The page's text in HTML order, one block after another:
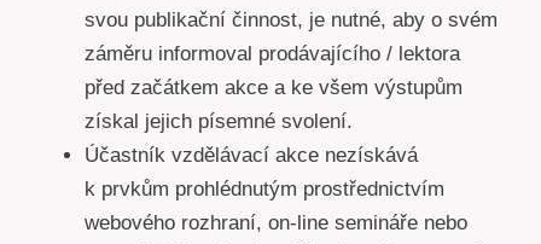
svou publikační činnost, je nutné, aby o svém
záměru informoval prodávajícího / lektora
před začátkem akce a ke všem výstupům
získal jejich písemné svolení.
Účastník vzdělávací akce nezískává
k prvkům prohlédnutým prostřednictvím
webového rozhraní, on-line semináře nebo